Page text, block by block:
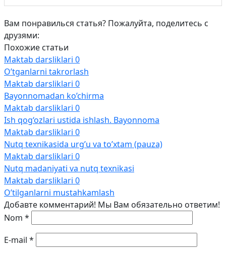
Вам понравилься статья? Пожалуйта, поделитесь с
друзями:
Похожие статьи
Maktab darsliklari 0
O’tganlarni takrorlash
Maktab darsliklari 0
Bayonnomadan ko’chirma
Maktab darsliklari 0
Ish qog‘ozlari ustida ishlash. Bayonnoma
Maktab darsliklari 0
Nutq texnikasida urg’u va to’xtam (pauza)
Maktab darsliklari 0
Nutq madaniyati va nutq texnikasi
Maktab darsliklari 0
O’tilganlarni mustahkamlash
Добавте комментарий! Мы Вам обязательно ответим!
Nom *
E-mail *